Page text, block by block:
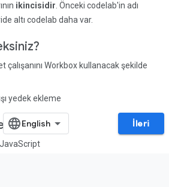
ikincisidir . Önceki codelab'in adı
altı codelab daha var.
çalışanını Workbox kullanacak şekilde
yedek ekleme
İleri